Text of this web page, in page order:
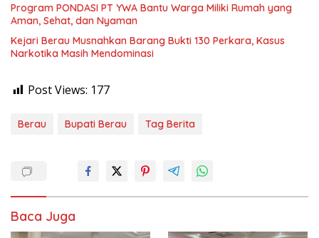
Program PONDASI PT YWA Bantu Warga Miliki Rumah yang
Aman, Sehat, dan Nyaman
Kejari Berau Musnahkan Barang Bukti 130 Perkara, Kasus
Narkotika Masih Mendominasi
Post Views: 177
Berau Bupati Berau Tag Berita
Baca Juga